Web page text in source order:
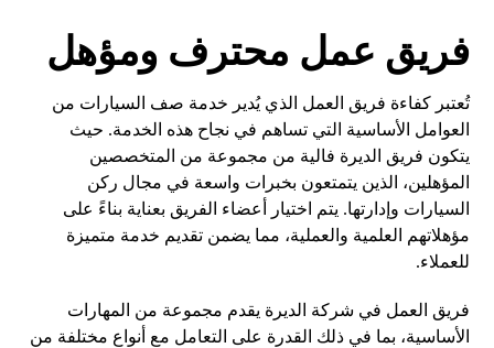
فريق عمل محترف ومؤهل
تُعتبر كفاءة فريق العمل الذي يُدير خدمة صف السيارات من
العوامل الأساسية التي تساهم في نجاح هذه الخدمة. حيث
يتكون فريق الديرة فالية من مجموعة من المتخصصين
المؤهلين، الذين يتمتعون بخبرات واسعة في مجال ركن
السيارات وإدارتها. يتم اختيار أعضاء الفريق بعناية بناءً على
مؤهلاتهم العلمية والعملية، مما يضمن تقديم خدمة متميزة
للعملاء.
فريق العمل في شركة الديرة يقدم مجموعة من المهارات
الأساسية، بما في ذلك القدرة على التعامل مع أنواع مختلفة من